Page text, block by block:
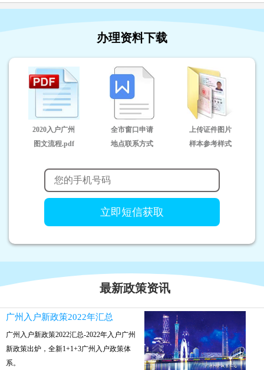
办理资料下载
2020入户广州
图文流程.pdf
全市窗口申请
地点联系方式
上传证件图片
样本参考样式
最新政策资讯
广州入户新政策2022年汇总
广州入户新政策2022汇总-2022年入户广州
新政策出炉，全新1+1+3广州入户政策体
系。